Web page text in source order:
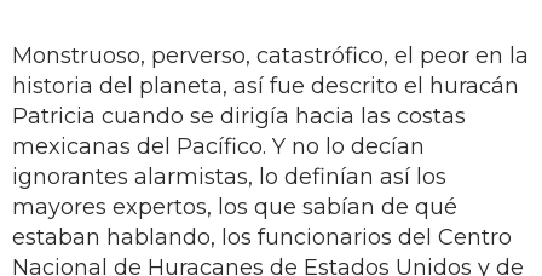
Monstruoso, perverso, catastrófico, el peor en la
historia del planeta, así fue descrito el huracán
Patricia cuando se dirigía hacia las costas
mexicanas del Pacífico. Y no lo decían
ignorantes alarmistas, lo definían así los
mayores expertos, los que sabían de qué
estaban hablando, los funcionarios del Centro
Nacional de Huracanes de Estados Unidos y de